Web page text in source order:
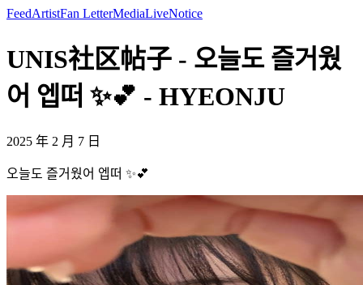
FeedArtistFan LetterMediaLiveNotice
UNIS社区帖子 - 오늘도 즐거웠
어 엡떠 ✨💕 - HYEONJU
2025 年 2 月 7 日
오늘도 즐거웠어 엡떠 ✨💕